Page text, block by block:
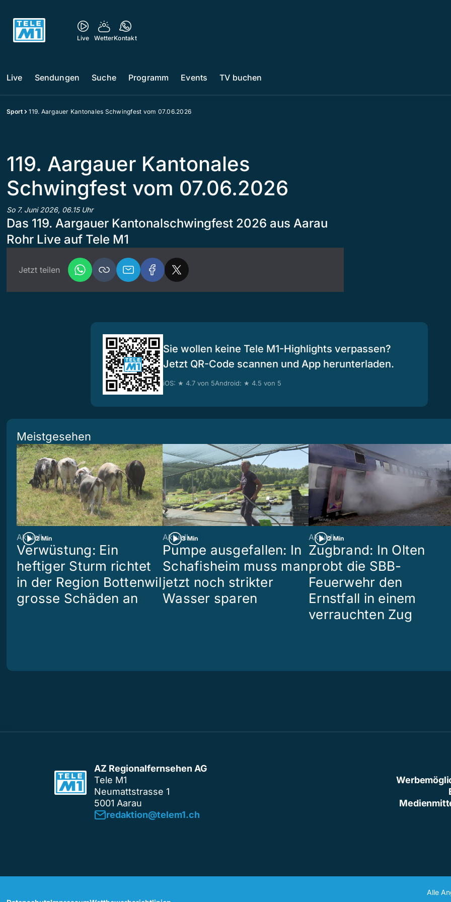
Live WetterKontakt
Live Sendungen Suche Programm Events TV buchen
Sport 119. Aargauer Kantonales Schwingfest vom 07.06.2026
119. Aargauer Kantonales
Schwingfest vom 07.06.2026
So 7. Juni 2026, 06.15 Uhr
Das 119. Aargauer Kantonalschwingfest 2026 aus Aarau
Rohr Live auf Tele M1
Jetzt teilen
Sie wollen keine Tele M1-Highlights verpassen?
Jetzt QR-Code scannen und App herunterladen.
iOS: ★ 4.7 von 5Android: ★ 4.5 von 5
Meistgesehen
2 Min
Aktuell
Verwüstung: Ein
heftiger Sturm richtet
in der Region Bottenwil
grosse Schäden an
3 Min
Aktuell
Pumpe ausgefallen: In
Schafisheim muss man
jetzt noch strikter
Wasser sparen
2 Min
Aktuell
Zugbrand: In Olten
probt die SBB-
Feuerwehr den
Ernstfall in einem
verrauchten Zug
AZ Regionalfernsehen AG
Tele M1
Neumattstrasse 1
5001 Aarau
redaktion@telem1.ch
Alle